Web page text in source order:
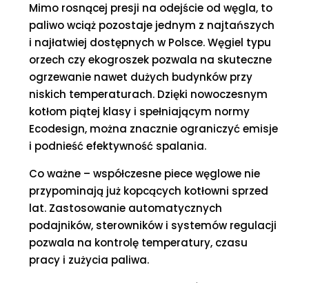
Mimo rosnącej presji na odejście od węgla, to
paliwo wciąż pozostaje jednym z najtańszych
i najłatwiej dostępnych w Polsce. Węgiel typu
orzech czy ekogroszek pozwala na skuteczne
ogrzewanie nawet dużych budynków przy
niskich temperaturach. Dzięki nowoczesnym
kotłom piątej klasy i spełniającym normy
Ecodesign, można znacznie ograniczyć emisje
i podnieść efektywność spalania.
Co ważne – współczesne piece węglowe nie
przypominają już kopcących kotłowni sprzed
lat. Zastosowanie automatycznych
podajników, sterowników i systemów regulacji
pozwala na kontrolę temperatury, czasu
pracy i zużycia paliwa.